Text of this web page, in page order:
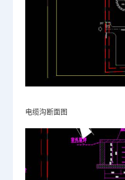
电缆沟断面图